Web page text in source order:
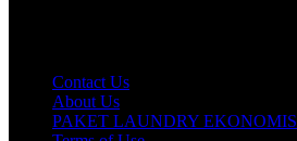
Contact Us
About Us
PAKET LAUNDRY EKONOMIS